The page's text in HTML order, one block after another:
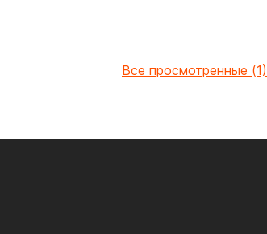
Все просмотренные (1)